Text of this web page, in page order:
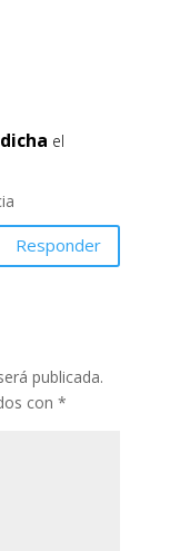
el
Responder
publicada.
con *